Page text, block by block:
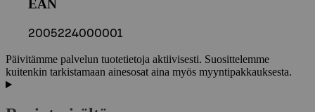
EAN
2005224000001
Päivitämme palvelun tuotetietoja aktiivisesti. Suosittelemme
kuitenkin tarkistamaan ainesosat aina myös myyntipakkauksesta.